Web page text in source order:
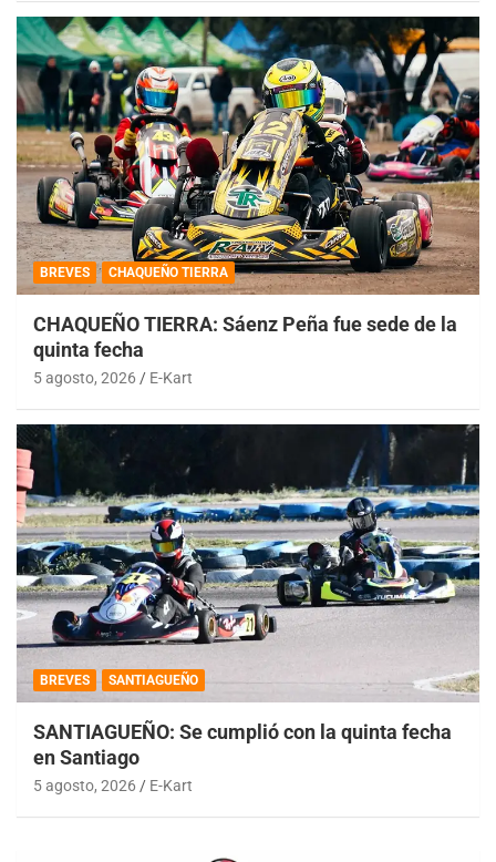
BREVES CHAQUEÑO TIERRA
CHAQUEÑO TIERRA: Sáenz Peña fue sede de la
quinta fecha
5 agosto, 2026 E-Kart
BREVES SANTIAGUEÑO
SANTIAGUEÑO: Se cumplió con la quinta fecha
en Santiago
5 agosto, 2026 E-Kart